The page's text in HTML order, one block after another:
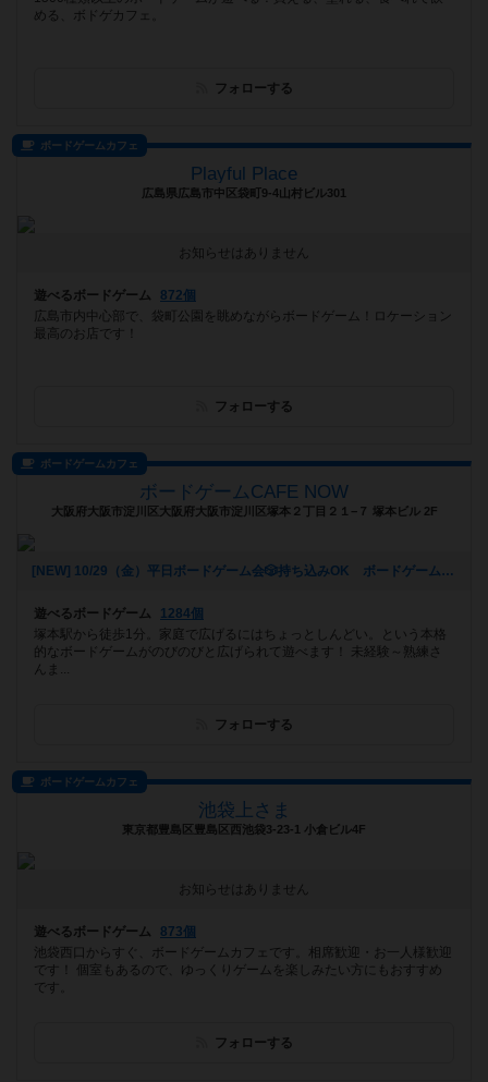
める、ボドゲカフェ。
フォローする
ボードゲームカフェ
Playful Place
広島県広島市中区袋町9-4山村ビル301
お知らせはありません
遊べるボードゲーム
872個
広島市内中心部で、袋町公園を眺めながらボードゲーム！ロケーション
最高のお店です！
フォローする
ボードゲームカフェ
ボードゲームCAFE NOW
大阪府大阪市淀川区大阪府大阪市淀川区塚本２丁目２１−７ 塚本ビル 2F
[NEW] 10/29（金）平日ボードゲーム会🎲持ち込みOK ボードゲームCAFENOW主催《初心者さん、おひとりでの参加歓迎!!》（2021年10月22日 11時04分）
遊べるボードゲーム
1284個
塚本駅から徒歩1分。家庭で広げるにはちょっとしんどい。という本格
的なボードゲームがのびのびと広げられて遊べます！ 未経験～熟練さ
んま...
フォローする
ボードゲームカフェ
池袋上さま
東京都豊島区豊島区西池袋3-23-1 小倉ビル4F
お知らせはありません
遊べるボードゲーム
873個
池袋西口からすぐ、ボードゲームカフェです。相席歓迎・お一人様歓迎
です！ 個室もあるので、ゆっくりゲームを楽しみたい方にもおすすめ
です。
フォローする